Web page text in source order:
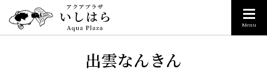
Menu
出雲なんきん